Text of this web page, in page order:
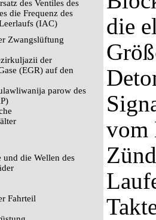
des Ventiles des
die Frequenz des
(IAC)
Zwangslüftung
der
(EGR) auf den
parow des
die Wellen des
Fahrteil
die
vom